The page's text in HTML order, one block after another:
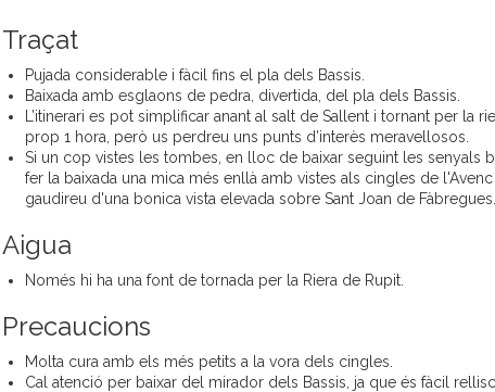
Traçat
Pujada considerable i fàcil fins el pla dels Bassis.
Baixada amb esglaons de pedra, divertida, del pla dels Bassis.
L’itinerari es pot simplificar anant al salt de Sallent i tornant per la
prop 1 hora, però us perdreu uns punts d’interès meravellosos.
Si un cop vistes les tombes, en lloc de baixar seguint les senyals
fer la baixada una mica més enllà amb vistes als cingles de
gaudireu d'una bonica vista elevada sobre Sant Joan de Fàbregues.
Aigua
Només hi ha una font de tornada per la Riera de Rupit.
Precaucions
Molta cura amb els més petits a la vora dels cingles.
Cal atenció per baixar del mirador dels Bassis, ja que és fàcil